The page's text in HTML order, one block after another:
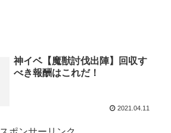
神イベ【魔獣討伐出陣】回収す
べき報酬はこれだ！
2021.04.11